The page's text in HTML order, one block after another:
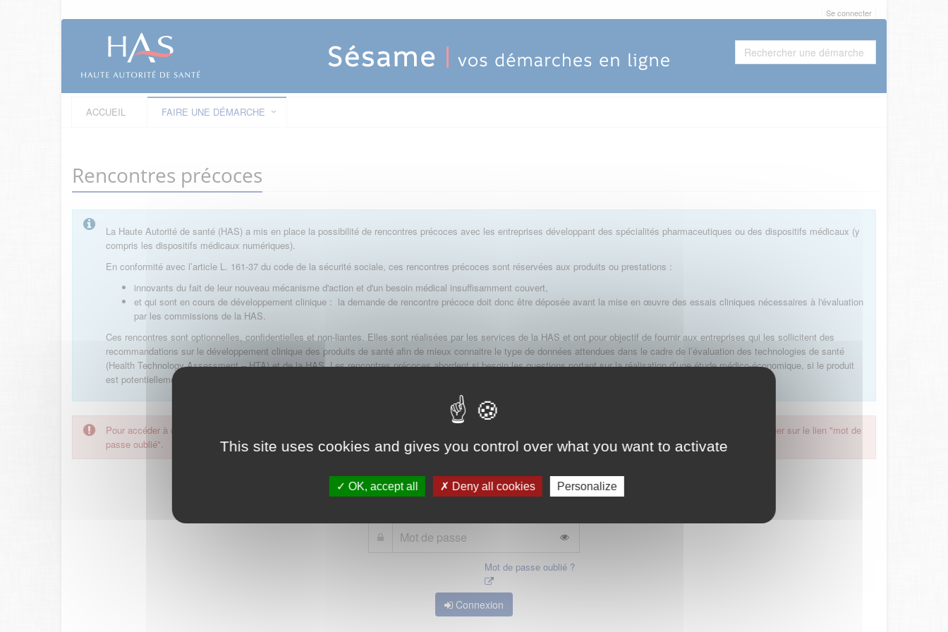
This site uses cookies and gives you control over what you want to activate
OK, accept all Deny all cookies Personalize
Se connecter
ACCUEIL FAIRE UNE DÉMARCHE
Rencontres précoces
La Haute Autorité de santé (HAS) a mis en place la possibilité de rencontres précoces avec les entreprises développant des spécialités pharmaceutiques ou des dispositifs médicaux (y
compris les dispositifs médicaux numériques).
En conformité avec l’article L. 161-37 du code de la sécurité sociale, ces rencontres précoces sont réservées aux produits ou prestations :
innovants du fait de leur nouveau mécanisme d'action et d'un besoin médical insuffisamment couvert,
et qui sont en cours de développement clinique : la demande de rencontre précoce doit donc être déposée avant la mise en œuvre des essais cliniques nécessaires à l'évaluation
par les commissions de la HAS.
Ces rencontres sont optionnelles, confidentielles et non-liantes. Elles sont réalisées par les services de la HAS et ont pour objectif de fournir aux entreprises qui les sollicitent des
recommandations sur le développement clinique des produits de santé afin de mieux connaitre le type de données attendues dans le cadre de l’évaluation des technologies de santé
(Health Technology Assessment – HTA) et de la HAS. Les rencontres précoces abordent si besoin les questions portant sur la réalisation d’une étude médico-économique, si le produit
est potentiellement éligible à l’évaluation médico-économique.
Pour accéder à ce formulaire, merci d'utiliser votre mot de passe d'accès aux applications de la HAS. Dans le cas où vous l'auriez oublié, nous vous invitons à cliquer sur le lien "mot de
passe oublié".
Mot de passe oublié ?
Connexion